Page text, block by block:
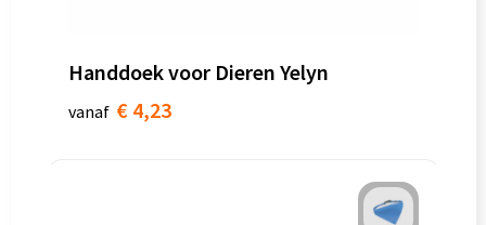
Handdoek voor Dieren Yelyn
vanaf € 4,23